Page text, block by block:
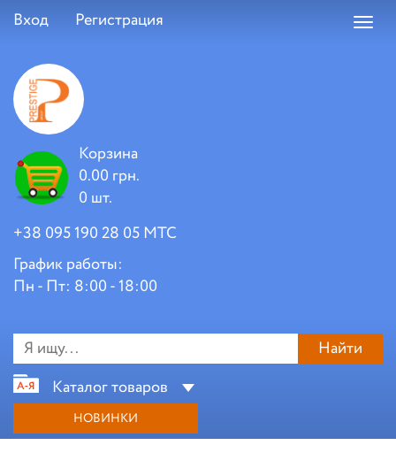
Вход Регистрация
Корзина
0.00 грн.
0 шт.
+38 095 190 28 05 МТС
График работы:
Пн - Пт: 8:00 - 18:00
Найти
Каталог товаров
НОВИНКИ